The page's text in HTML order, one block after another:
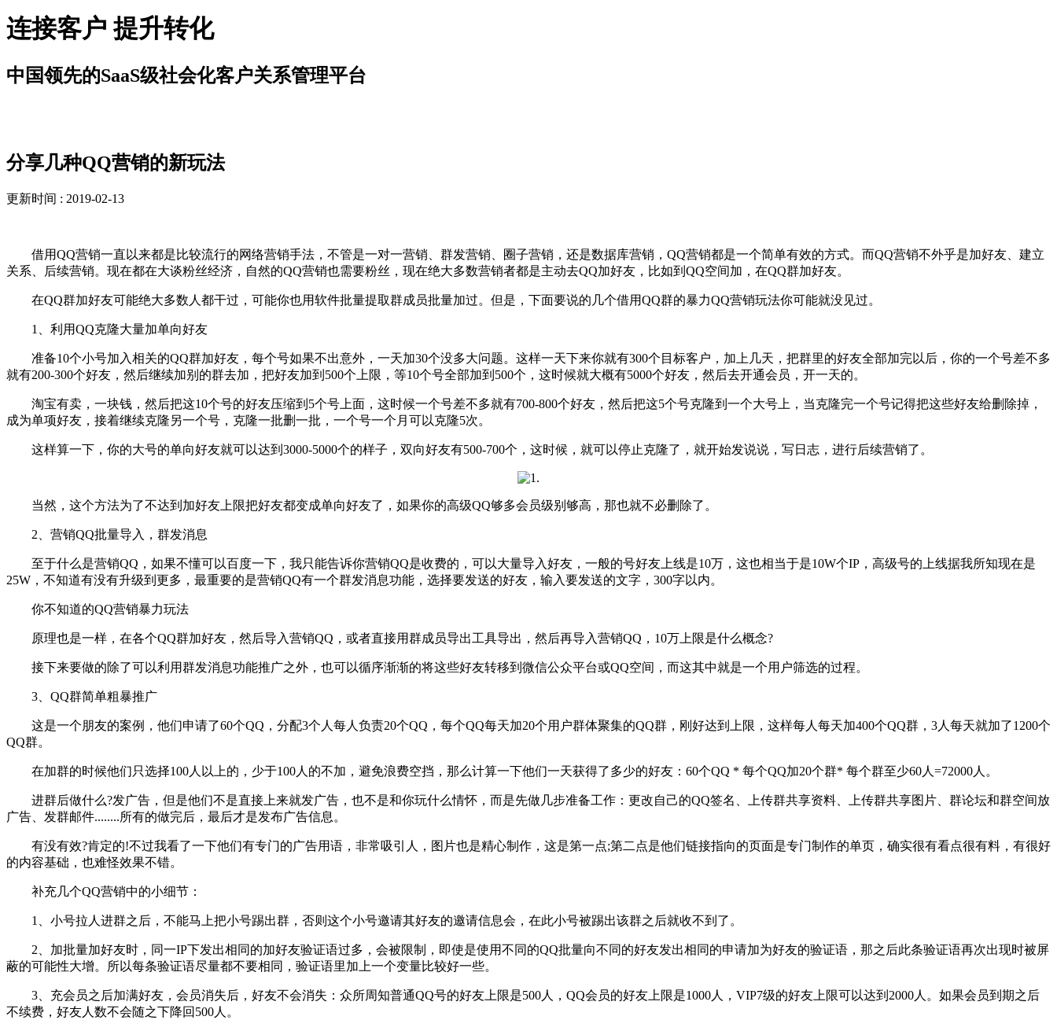
连接客户 提升转化
中国领先的SaaS级社会化客户关系管理平台
分享几种QQ营销的新玩法
更新时间 : 2019-02-13
借用QQ营销一直以来都是比较流行的网络营销手法，不管是一对一营销、群发营销、圈子营销，还是数据库营销，QQ营销都是一个简单有效的方式。而QQ营销不外乎是加好友、建立
关系、后续营销。现在都在大谈粉丝经济，自然的QQ营销也需要粉丝，现在绝大多数营销者都是主动去QQ加好友，比如到QQ空间加，在QQ群加好友。
在QQ群加好友可能绝大多数人都干过，可能你也用软件批量提取群成员批量加过。但是，下面要说的几个借用QQ群的暴力QQ营销玩法你可能就没见过。
1、利用QQ克隆大量加单向好友
准备10个小号加入相关的QQ群加好友，每个号如果不出意外，一天加30个没多大问题。这样一天下来你就有300个目标客户，加上几天，把群里的好友全部加完以后，你的一个号差不多
就有200-300个好友，然后继续加别的群去加，把好友加到500个上限，等10个号全部加到500个，这时候就大概有5000个好友，然后去开通会员，开一天的。
淘宝有卖，一块钱，然后把这10个号的好友压缩到5个号上面，这时候一个号差不多就有700-800个好友，然后把这5个号克隆到一个大号上，当克隆完一个号记得把这些好友给删除掉，
成为单项好友，接着继续克隆另一个号，克隆一批删一批，一个号一个月可以克隆5次。
这样算一下，你的大号的单向好友就可以达到3000-5000个的样子，双向好友有500-700个，这时候，就可以停止克隆了，就开始发说说，写日志，进行后续营销了。
当然，这个方法为了不达到加好友上限把好友都变成单向好友了，如果你的高级QQ够多会员级别够高，那也就不必删除了。
2、营销QQ批量导入，群发消息
至于什么是营销QQ，如果不懂可以百度一下，我只能告诉你营销QQ是收费的，可以大量导入好友，一般的号好友上线是10万，这也相当于是10W个IP，高级号的上线据我所知现在是
25W，不知道有没有升级到更多，最重要的是营销QQ有一个群发消息功能，选择要发送的好友，输入要发送的文字，300字以内。
你不知道的QQ营销暴力玩法
原理也是一样，在各个QQ群加好友，然后导入营销QQ，或者直接用群成员导出工具导出，然后再导入营销QQ，10万上限是什么概念?
接下来要做的除了可以利用群发消息功能推广之外，也可以循序渐渐的将这些好友转移到微信公众平台或QQ空间，而这其中就是一个用户筛选的过程。
3、QQ群简单粗暴推广
这是一个朋友的案例，他们申请了60个QQ，分配3个人每人负责20个QQ，每个QQ每天加20个用户群体聚集的QQ群，刚好达到上限，这样每人每天加400个QQ群，3人每天就加了1200个
QQ群。
在加群的时候他们只选择100人以上的，少于100人的不加，避免浪费空挡，那么计算一下他们一天获得了多少的好友：60个QQ * 每个QQ加20个群* 每个群至少60人=72000人。
进群后做什么?发广告，但是他们不是直接上来就发广告，也不是和你玩什么情怀，而是先做几步准备工作：更改自己的QQ签名、上传群共享资料、上传群共享图片、群论坛和群空间放
广告、发群邮件........所有的做完后，最后才是发布广告信息。
有没有效?肯定的!不过我看了一下他们有专门的广告用语，非常吸引人，图片也是精心制作，这是第一点;第二点是他们链接指向的页面是专门制作的单页，确实很有看点很有料，有很好
的内容基础，也难怪效果不错。
补充几个QQ营销中的小细节：
1、小号拉人进群之后，不能马上把小号踢出群，否则这个小号邀请其好友的邀请信息会，在此小号被踢出该群之后就收不到了。
2、加批量加好友时，同一IP下发出相同的加好友验证语过多，会被限制，即使是使用不同的QQ批量向不同的好友发出相同的申请加为好友的验证语，那之后此条验证语再次出现时被屏
蔽的可能性大增。所以每条验证语尽量都不要相同，验证语里加上一个变量比较好一些。
3、充会员之后加满好友，会员消失后，好友不会消失：众所周知普通QQ号的好友上限是500人，QQ会员的好友上限是1000人，VIP7级的好友上限可以达到2000人。如果会员到期之后
不续费，好友人数不会随之下降回500人。